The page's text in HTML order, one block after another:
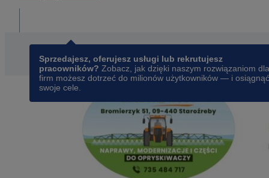
Sprzedajesz, oferujesz usługi lub rekrutujesz
pracowników? Zobacz, jak dzięki naszym rozwiązaniom dla
firm możesz dotrzeć do milionów użytkowników — i osiągnąć
swoje cele.